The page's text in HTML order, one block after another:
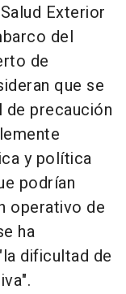
Exterior
del
de
que se
de precaución
y política
podrían
operativo de
ha
dificultad de